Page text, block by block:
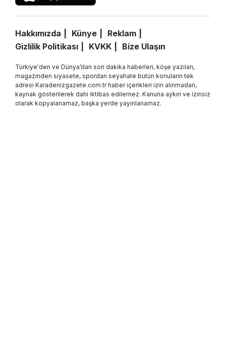
Hakkımızda Künye
Reklam
Gizlilik Politikası
KVKK Bize Ulaşın
Türkiye'den ve Dünya’dan son dakika haberleri, köşe yazıları,
magazinden siyasete, spordan seyahate bütün konuların tek
adresi Karadenizgazete.com.tr haber içerikleri izin alınmadan,
kaynak gösterilerek dahi iktibas edilemez. Kanuna aykırı ve izinsiz
olarak kopyalanamaz, başka yerde yayınlanamaz.